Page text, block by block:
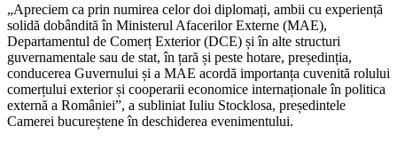
„Apreciem ca prin numirea celor doi diplomați, ambii cu experiență
solidă dobândită în Ministerul Afacerilor Externe (MAE),
Departamentul de Comerț Exterior (DCE) și în alte structuri
guvernamentale sau de stat, în țară și peste hotare, președinția,
conducerea Guvernului și a MAE acordă importanța cuvenită rolului
comerțului exterior și cooperarii economice internaționale în politica
externă a României”, a subliniat Iuliu Stocklosa, președintele
Camerei bucureștene în deschiderea evenimentului.